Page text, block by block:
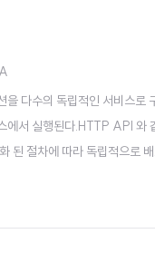
다수의 독립적인 서비스로
에서 실행된다.HTTP API 와
된 절차에 따라 독립적으로